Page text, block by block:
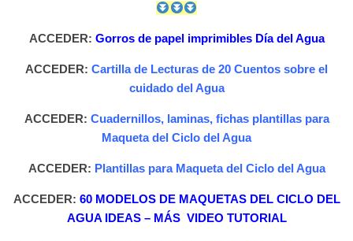
ACCEDER: Gorros de papel imprimibles Día del Agua
ACCEDER: Cartilla de Lecturas de 20 Cuentos sobre el
cuidado del Agua
ACCEDER: Cuadernillos, laminas, fichas plantillas para
Maqueta del Ciclo del Agua
ACCEDER: Plantillas para Maqueta del Ciclo del Agua
ACCEDER: 60 MODELOS DE MAQUETAS DEL CICLO DEL
AGUA IDEAS – MÁS VIDEO TUTORIAL